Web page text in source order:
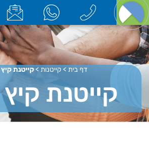
דף בית > קייטנות >קייטנת קיץ
קייטנת קיץ